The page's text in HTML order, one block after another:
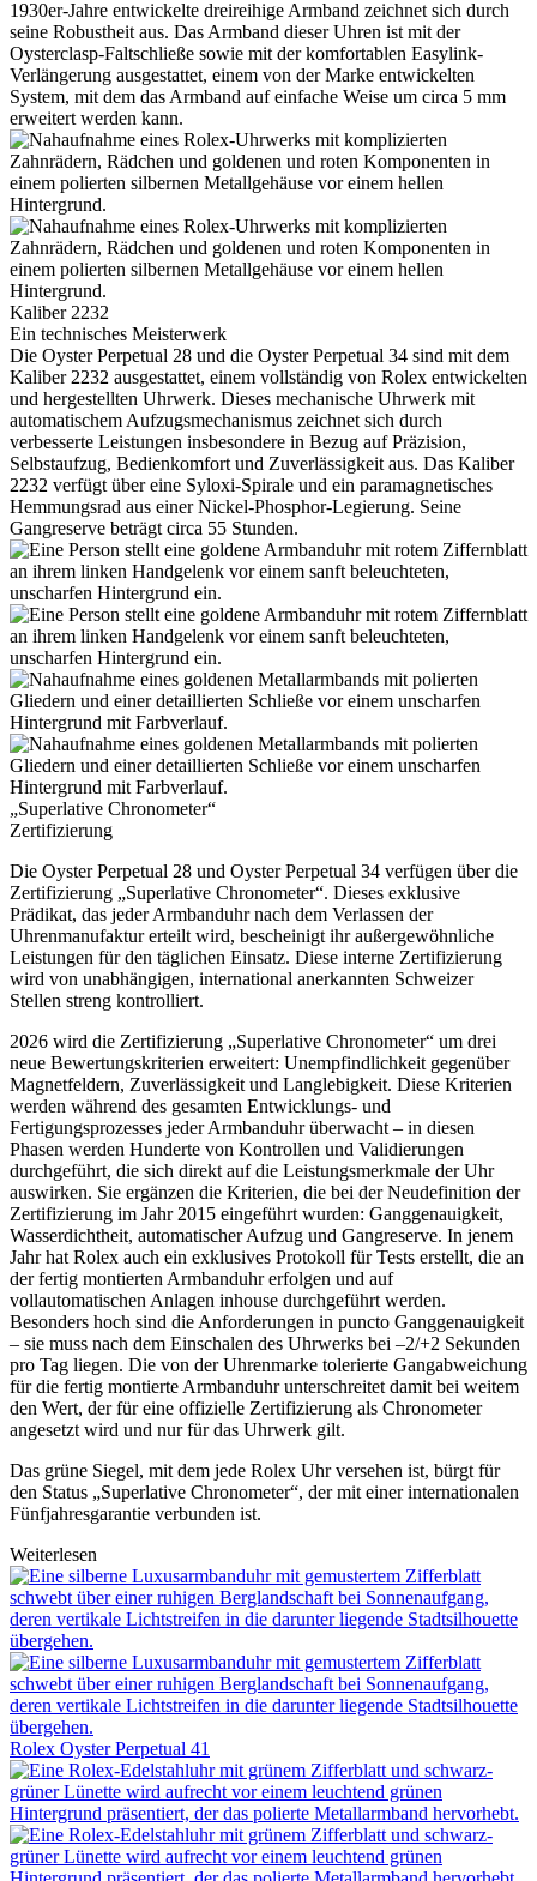
1930er-Jahre entwickelte dreireihige Armband zeichnet sich durch
seine Robustheit aus. Das Armband dieser Uhren ist mit der
Oysterclasp-Faltschließe sowie mit der komfortablen Easylink-
Verlängerung ausgestattet, einem von der Marke entwickelten
System, mit dem das Armband auf einfache Weise um circa 5 mm
erweitert werden kann.
Kaliber 2232
Ein technisches Meisterwerk
Die Oyster Perpetual 28 und die Oyster Perpetual 34 sind mit dem
Kaliber 2232 ausgestattet, einem vollständig von Rolex entwickelten
und hergestellten Uhrwerk. Dieses mechanische Uhrwerk mit
automatischem Aufzugsmechanismus zeichnet sich durch
verbesserte Leistungen insbesondere in Bezug auf Präzision,
Selbstaufzug, Bedienkomfort und Zuverlässigkeit aus. Das Kaliber
2232 verfügt über eine Syloxi-Spirale und ein paramagnetisches
Hemmungsrad aus einer Nickel-Phosphor-Legierung. Seine
Gangreserve beträgt circa 55 Stunden.
„Superlative Chronometer“
Zertifizierung
Die Oyster Perpetual 28 und Oyster Perpetual 34 verfügen über die
Zertifizierung „Superlative Chronometer“. Dieses exklusive
Prädikat, das jeder Armbanduhr nach dem Verlassen der
Uhrenmanufaktur erteilt wird, bescheinigt ihr außergewöhnliche
Leistungen für den täglichen Einsatz. Diese interne Zertifizierung
wird von unabhängigen, international anerkannten Schweizer
Stellen streng kontrolliert.
2026 wird die Zertifizierung „Superlative Chronometer“ um drei
neue Bewertungskriterien erweitert: Unempfindlichkeit gegenüber
Magnetfeldern, Zuverlässigkeit und Langlebigkeit. Diese Kriterien
werden während des gesamten Entwicklungs- und
Fertigungsprozesses jeder Armbanduhr überwacht – in diesen
Phasen werden Hunderte von Kontrollen und Validierungen
durchgeführt, die sich direkt auf die Leistungsmerkmale der Uhr
auswirken. Sie ergänzen die Kriterien, die bei der Neudefinition der
Zertifizierung im Jahr 2015 eingeführt wurden: Ganggenauigkeit,
Wasserdichtheit, automatischer Aufzug und Gangreserve. In jenem
Jahr hat Rolex auch ein exklusives Protokoll für Tests erstellt, die an
der fertig montierten Armbanduhr erfolgen und auf
vollautomatischen Anlagen inhouse durchgeführt werden.
Besonders hoch sind die Anforderungen in puncto Ganggenauigkeit
– sie muss nach dem Einschalen des Uhrwerks bei –2/+2 Sekunden
pro Tag liegen. Die von der Uhrenmarke tolerierte Gangabweichung
für die fertig montierte Armbanduhr unterschreitet damit bei weitem
den Wert, der für eine offizielle Zertifizierung als Chronometer
angesetzt wird und nur für das Uhrwerk gilt.
Das grüne Siegel, mit dem jede Rolex Uhr versehen ist, bürgt für
den Status „Superlative Chronometer“, der mit einer internationalen
Fünfjahresgarantie verbunden ist.
Weiterlesen
Rolex Oyster Perpetual 41